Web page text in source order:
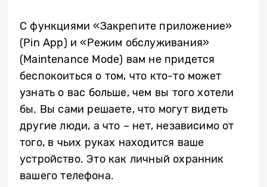
С функциями «Закрепите приложение»
(Pin App) и «Режим обслуживания»
(Maintenance Mode) вам не придется
беспокоиться о том, что кто-то может
узнать о вас больше, чем вы того хотели
бы. Вы сами решаете, что могут видеть
другие люди, а что – нет, независимо от
того, в чьих руках находится ваше
устройство. Это как личный охранник
вашего телефона.